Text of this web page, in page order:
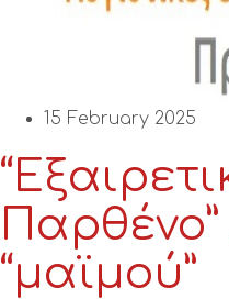
15 February 2025
Παρθένο”
“μαϊμού”